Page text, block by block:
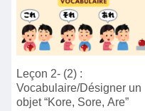
Leçon 2- (2) :
Vocabulaire/Désigner un
objet “Kore, Sore, Are”